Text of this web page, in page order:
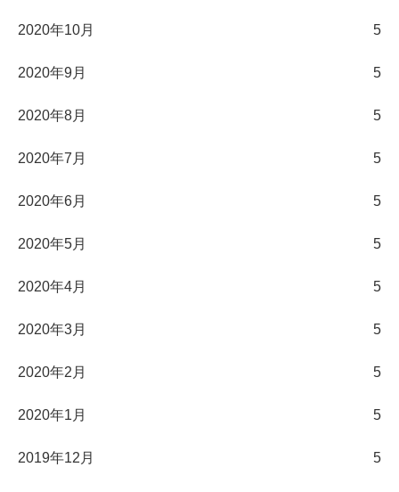
2020年10月 5
2020年9月 5
2020年8月 5
2020年7月 5
2020年6月 5
2020年5月 5
2020年4月 5
2020年3月 5
2020年2月 5
2020年1月 5
2019年12月 5